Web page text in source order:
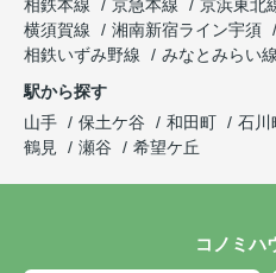
相鉄本線
京急本線 京浜東北
横須賀線
湘南新宿ライン宇須
相鉄いずみ野線
みなとみらい線
駅から探す
山手
保土ケ谷 和田町 石川
鶴見
瀬谷 希望ケ丘
コノミハ